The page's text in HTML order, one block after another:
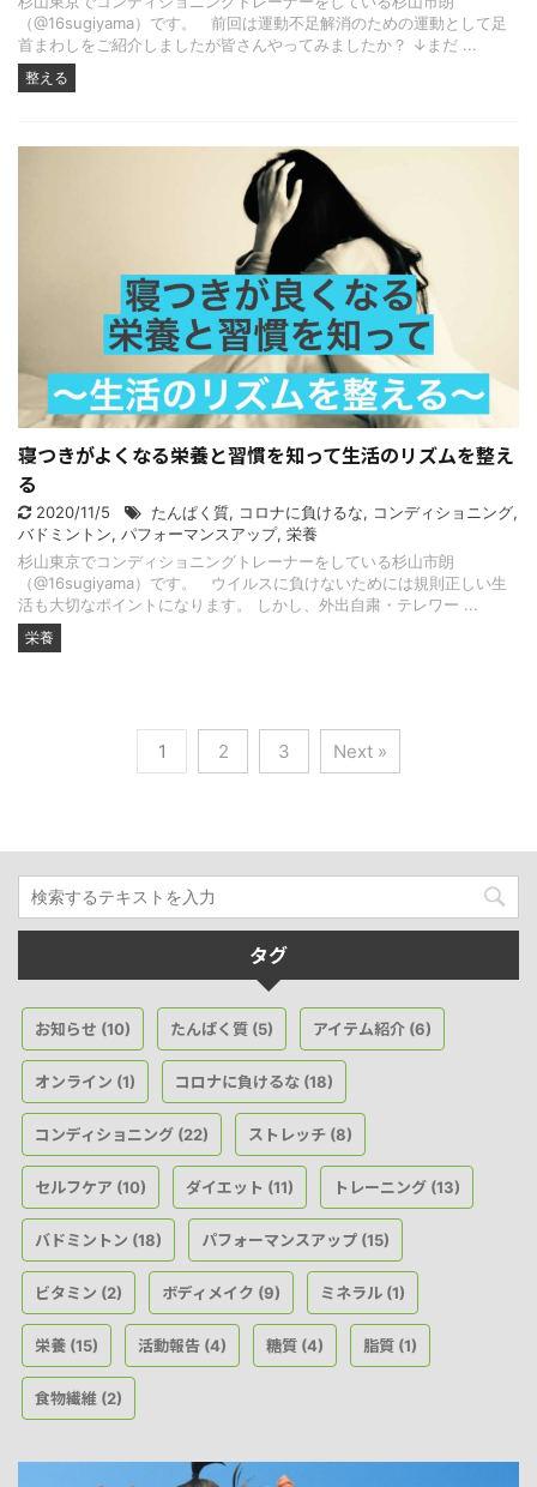
（@16sugiyama）です。 前回は運動不足解消のための運動として足
首まわしをご紹介しましたが皆さんやってみましたか？ ↓まだ ...
整える
寝つきがよくなる栄養と習慣を知って生活のリズムを整え
る
2020/11/5 たんぱく質, コロナに負けるな, コンディショニング,
バドミントン, パフォーマンスアップ, 栄養
杉山東京でコンディショニングトレーナーをしている杉山市朗
（@16sugiyama）です。 ウイルスに負けないためには規則正しい生
活も大切なポイントになります。 しかし、外出自粛・テレワー ...
栄養
1 2 3 Next »
タグ
お知らせ (10) たんぱく質 (5) アイテム紹介 (6)
オンライン (1) コロナに負けるな (18)
コンディショニング (22) ストレッチ (8)
セルフケア (10) ダイエット (11) トレーニング (13)
バドミントン (18) パフォーマンスアップ (15)
ビタミン (2) ボディメイク (9) ミネラル (1)
栄養 (15) 活動報告 (4) 糖質 (4) 脂質 (1)
食物繊維 (2)